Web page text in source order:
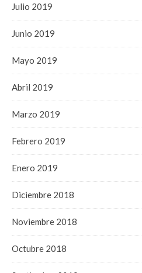
Julio 2019
Junio 2019
Mayo 2019
Abril 2019
Marzo 2019
Febrero 2019
Enero 2019
Diciembre 2018
Noviembre 2018
Octubre 2018